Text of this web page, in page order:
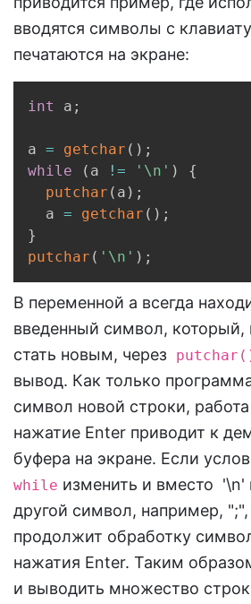
вводятся символы с
печатаются на экране:
int a ;
a = getchar ( ) ;
while
( a != '\n' )
{
putchar ( a ) ;
  a
= getchar ( ) ;
}
putchar ( '\n' ) ;
В переменной a всегда
введенный символ,
стать новым, через
вывод. Как только
символ новой строки,
нажатие Enter приводит к
буфера на экране. Если
while изменить и вместо '\n'
другой символ, например,
продолжит обработку
нажатия Enter. Таким
и выводить множество строк